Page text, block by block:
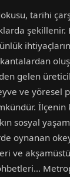
tarihi
şekillenir.
gelen
ve yöresel
İlçenin
sosyal
oynanan
ve